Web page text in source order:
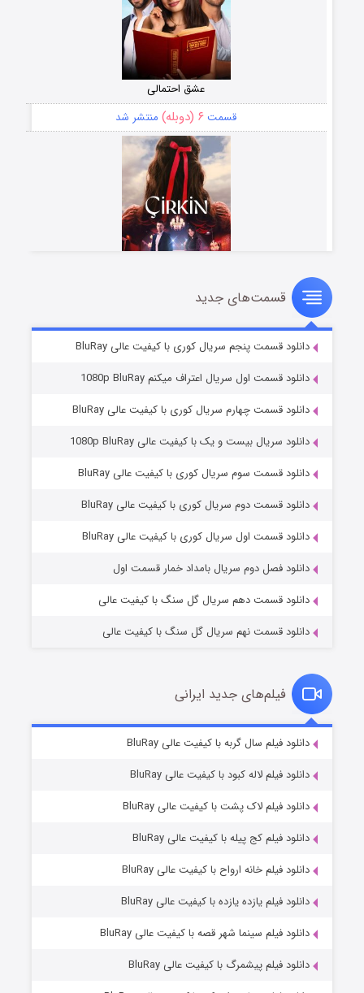
عشق احتمالی
قسمت ۶ (دوبله) منتشر شد
سریال زشت
قسمت۵ (زیرنویس) منتشر شد
وستی ها
قسمت۱ (زیرنویس) منتشر شد
قسمت۶ (زیرنویس) منتشر شد
قسمت‌های جدید
دانلود قسمت پنجم سریال کوری با کیفیت عالی BluRay
دانلود قسمت اول سریال اعتراف میکنم 1080p BluRay
دانلود قسمت چهارم سریال کوری با کیفیت عالی BluRay
دانلود سریال بیست و یک با کیفیت عالی 1080p BluRay
دانلود قسمت سوم سریال کوری با کیفیت عالی BluRay
دانلود قسمت دوم سریال کوری با کیفیت عالی BluRay
دانلود قسمت اول سریال کوری با کیفیت عالی BluRay
دانلود فصل دوم سریال بامداد خمار قسمت اول
دانلود قسمت دهم سریال گل سنگ با کیفیت عالی
دانلود قسمت نهم سریال گل سنگ با کیفیت عالی
فیلم‌های جدید ایرانی
دانلود فیلم سال گربه با کیفیت عالی BluRay
دانلود فیلم لاله کبود با کیفیت عالی BluRay
دانلود فیلم لاک پشت با کیفیت عالی BluRay
دانلود فیلم کج‌ پیله با کیفیت عالی BluRay
دانلود فیلم خانه ارواح با کیفیت عالی BluRay
دانلود فیلم یازده یازده با کیفیت عالی BluRay
دانلود فیلم سینما شهر قصه با کیفیت عالی BluRay
دانلود فیلم پیشمرگ با کیفیت عالی BluRay